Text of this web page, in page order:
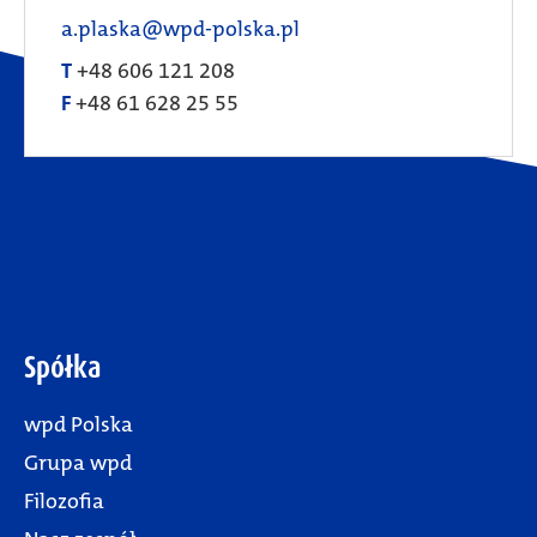
a.plaska@wpd-polska.pl
T+48 606 121 208
F+48 61 628 25 55
Spółka
wpd Polska
Grupa wpd
Filozofia